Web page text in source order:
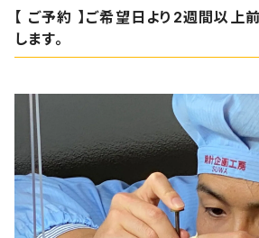
【 ご予約 】ご希望日より2週間以上
します。